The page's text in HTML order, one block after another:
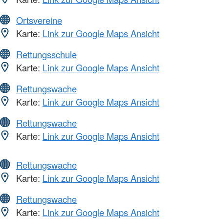
Ortsvereine
Karte: Link zur Google Maps Ansicht
Rettungsschule
Karte: Link zur Google Maps Ansicht
Rettungswache
Karte: Link zur Google Maps Ansicht
Rettungswache
Karte: Link zur Google Maps Ansicht
Rettungswache
Karte: Link zur Google Maps Ansicht
Rettungswache
Karte: Link zur Google Maps Ansicht